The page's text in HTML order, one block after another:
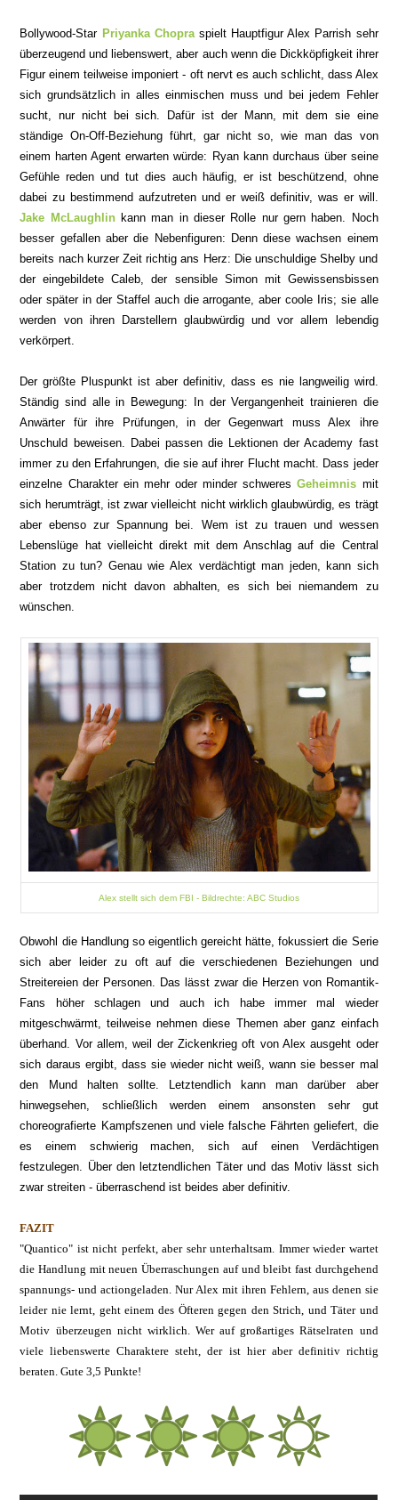
Bollywood-Star Priyanka Chopraspielt Hauptfigur Alex Parrish sehr
überzeugend und liebenswert, aber auch wenn die Dickköpfigkeit ihrer
Figur einemteilweise imponiert - oft nervt es auch schlicht, dass Alex
sich grundsätzlich in alles einmischen muss und bei jedem Fehler
sucht, nur nicht bei sich. Dafür ist der Mann, mit dem sie eine
ständige On-Off-Beziehung führt, gar nicht so, wie man das von
einem hartenAgent erwarten würde: Ryankann durchaus über seine
Gefühle reden und tut dies auch häufig, er ist beschützend, ohne
dabei zu bestimmend aufzutreten und er weiß definitiv, was er will.
Jake McLaughlinkann man in dieser Rolle nur gern haben.
Noch
besser gefallen aber die Nebenfiguren: Denndiese wachsen einem
bereits nach kurzer Zeit richtig ans Herz: Die unschuldigeShelby und
der eingebildete Caleb, der sensible Simon mit Gewissensbissen
oder später in der Staffel auch die arrogante, aber coole Iris; sie alle
werden von ihren Darstellern glaubwürdig und vor allem lebendig
verkörpert.
Der größte Pluspunkt ist aber definitiv, dass es nie langweilig wird.
Ständig sind alle in Bewegung: In der Vergangenheit trainieren die
Anwärter für ihre Prüfungen, in der Gegenwart muss Alex ihre
Unschuld beweisen. Dabei passen die Lektionen der Academy fast
immer zu den Erfahrungen, die sie auf ihrer Flucht macht. Dass jeder
einzelne Charakter ein mehr oder minder schweresGeheimnis mit
sich herumträgt, ist zwar vielleicht nicht wirklich glaubwürdig, es trägt
aber ebenso zur Spannung bei. Wem ist zu trauen und wessen
Lebenslüge hat vielleicht direkt mit dem Anschlag auf die Central
Station zu tun? Genau wie Alex verdächtigt man jeden, kann sich
aber trotzdem nicht davon abhalten, es sich bei niemandem zu
wünschen.
Alex stellt sich dem FBI - Bildrechte: ABC Studios
Obwohl die Handlung so eigentlich gereicht hätte,fokussiert die Serie
sich aber leider zu oft auf die verschiedenen Beziehungen und
Streitereien der Personen. Das lässt zwar die Herzen von Romantik-
Fans höher schlagen und auch ich habe immer mal wieder
mitgeschwärmt, teilweise nehmen diese Themen aber ganz einfach
überhand. Vor allem, weil der Zickenkrieg oft von Alex ausgeht oder
sich daraus ergibt, dass sie wieder nicht weiß, wann sie besser mal
den Mund halten sollte. Letztendlich kann man darüber aber
hinwegsehen, schließlich werden einem ansonsten sehr gut
c horeografierte Kampfszenen und viele falsche Fährten geliefert, die
es einem schwierig machen, sich auf einen Verdächtigen
festzulegen. Über den letztendlic hen Täter und das Motiv lässt sich
zwar streiten - überraschend ist beides aber definitiv.
FAZIT
"Quantico" ist nicht perfekt, aber sehr unterhaltsam. Immer wieder wartet
die Handlung mit neuen Überraschungen auf und bleibt fast durchgehend
spannungs- und actiongeladen. Nur Alex mit ihren Fehlern, aus denen sie
leider nie lernt, geht einem des Öfteren gegen den Strich, und Täter und
Motiv überzeugen nicht wirklich. Wer auf großartiges Rätselraten und
viele liebenswerte Charaktere steht, der ist hier aber definitiv richtig
beraten. Gute 3,5 Punkte!